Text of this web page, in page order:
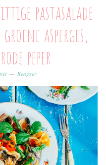
pastasalade
asperges,
peper
Reageer